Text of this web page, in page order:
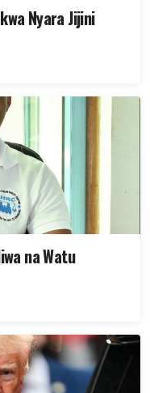
Nyara Jijini
na Watu